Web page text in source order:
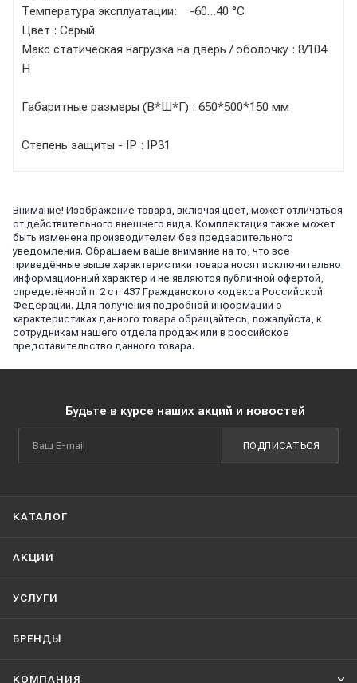
Температура эксплуатации: -60…40 °C
Цвет : Серый
Макс статическая нагрузка на дверь / оболочку : 8/104
Н
Габаритные размеры (В*Ш*Г) : 650*500*150 мм
Степень защиты - IP : IP31
Внимание! Изображение товара, включая цвет, может отличаться
от действительного внешнего вида. Комплектация также может
быть изменена производителем без предварительного
уведомления. Обращаем ваше внимание на то, что все
приведённые выше характеристики товара носят исключительно
информационный характер и не являются публичной офертой,
определённой п. 2 ст. 437 Гражданского кодекса Российской
Федерации. Для получения подробной информации о
характеристиках данного товара обращайтесь, пожалуйста, к
сотрудникам нашего отдела продаж или в российское
представительство данного товара.
Будьте в курсе наших акций и новостей
ПОДПИСАТЬСЯ
КАТАЛОГ
АКЦИИ
УСЛУГИ
БРЕНДЫ
КОМПАНИЯ